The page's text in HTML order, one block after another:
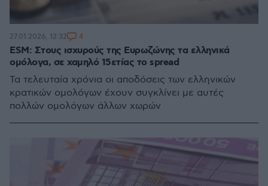
ESM: Στους ισχυρούς της Ευρωζώνης τα ελληνικά
ομόλογα, σε χαμηλό 15ετίας το spread
Τα τελευταία χρόνια οι αποδόσεις των ελληνικών
κρατικών ομολόγων έχουν συγκλίνει με αυτές
πολλών ομολόγων άλλων χωρών
27.01.2026, 12:32 4